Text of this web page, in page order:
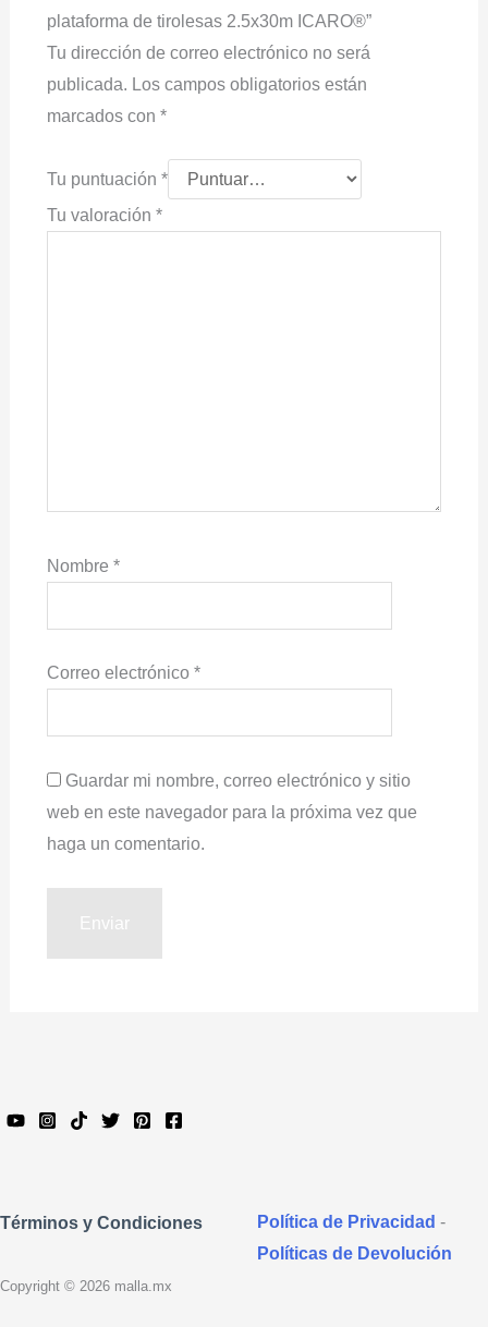
plataforma de tirolesas 2.5x30m ICARO®”
Tu dirección de correo electrónico no será
publicada. Los campos obligatorios están
marcados con *
Tu puntuación *
Tu valoración *
Nombre *
Correo electrónico *
Guardar mi nombre, correo electrónico y sitio
web en este navegador para la próxima vez que
haga un comentario.
Términos y Condiciones Política de Privacidad -
Políticas de Devolución
Copyright © 2026 malla.mx